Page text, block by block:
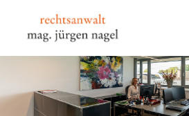
überspringen